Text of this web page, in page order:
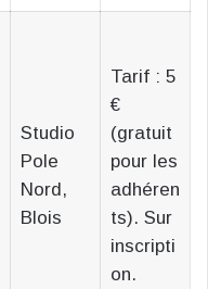
Studio
Pole
Nord,
Blois
Tarif : 5
€
(gratuit
pour les
adhéren
ts). Sur
inscripti
on.